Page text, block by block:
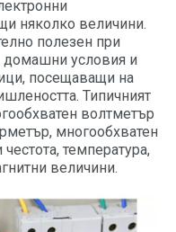
няколко величини.
полезен при
домашни условия и
посещаващи на
Типичният
волтметър
многообхватен
температура,
величини.